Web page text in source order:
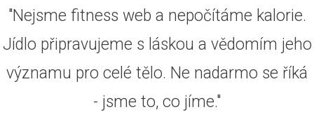
"Nejsme fitness web a nepočítáme kalorie.
Jídlo připravujeme s láskou a vědomím jeho
významu pro celé tělo. Ne nadarmo se říká
- jsme to, co jíme."